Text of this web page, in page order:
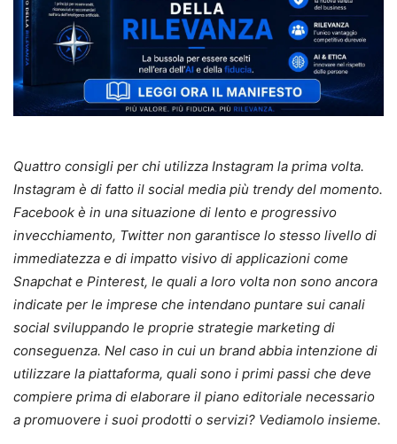
Quattro consigli per chi utilizza Instagram la prima volta.
Instagram è di fatto il social media più trendy del momento.
Facebook è in una situazione di lento e progressivo
invecchiamento, Twitter non garantisce lo stesso livello di
immediatezza e di impatto visivo di applicazioni come
Snapchat e Pinterest, le quali a loro volta non sono ancora
indicate per le imprese che intendano puntare sui canali
social sviluppando le proprie strategie marketing di
conseguenza. Nel caso in cui un brand abbia intenzione di
utilizzare la piattaforma, quali sono i primi passi che deve
compiere prima di elaborare il piano editoriale necessario
a promuovere i suoi prodotti o servizi? Vediamolo insieme.